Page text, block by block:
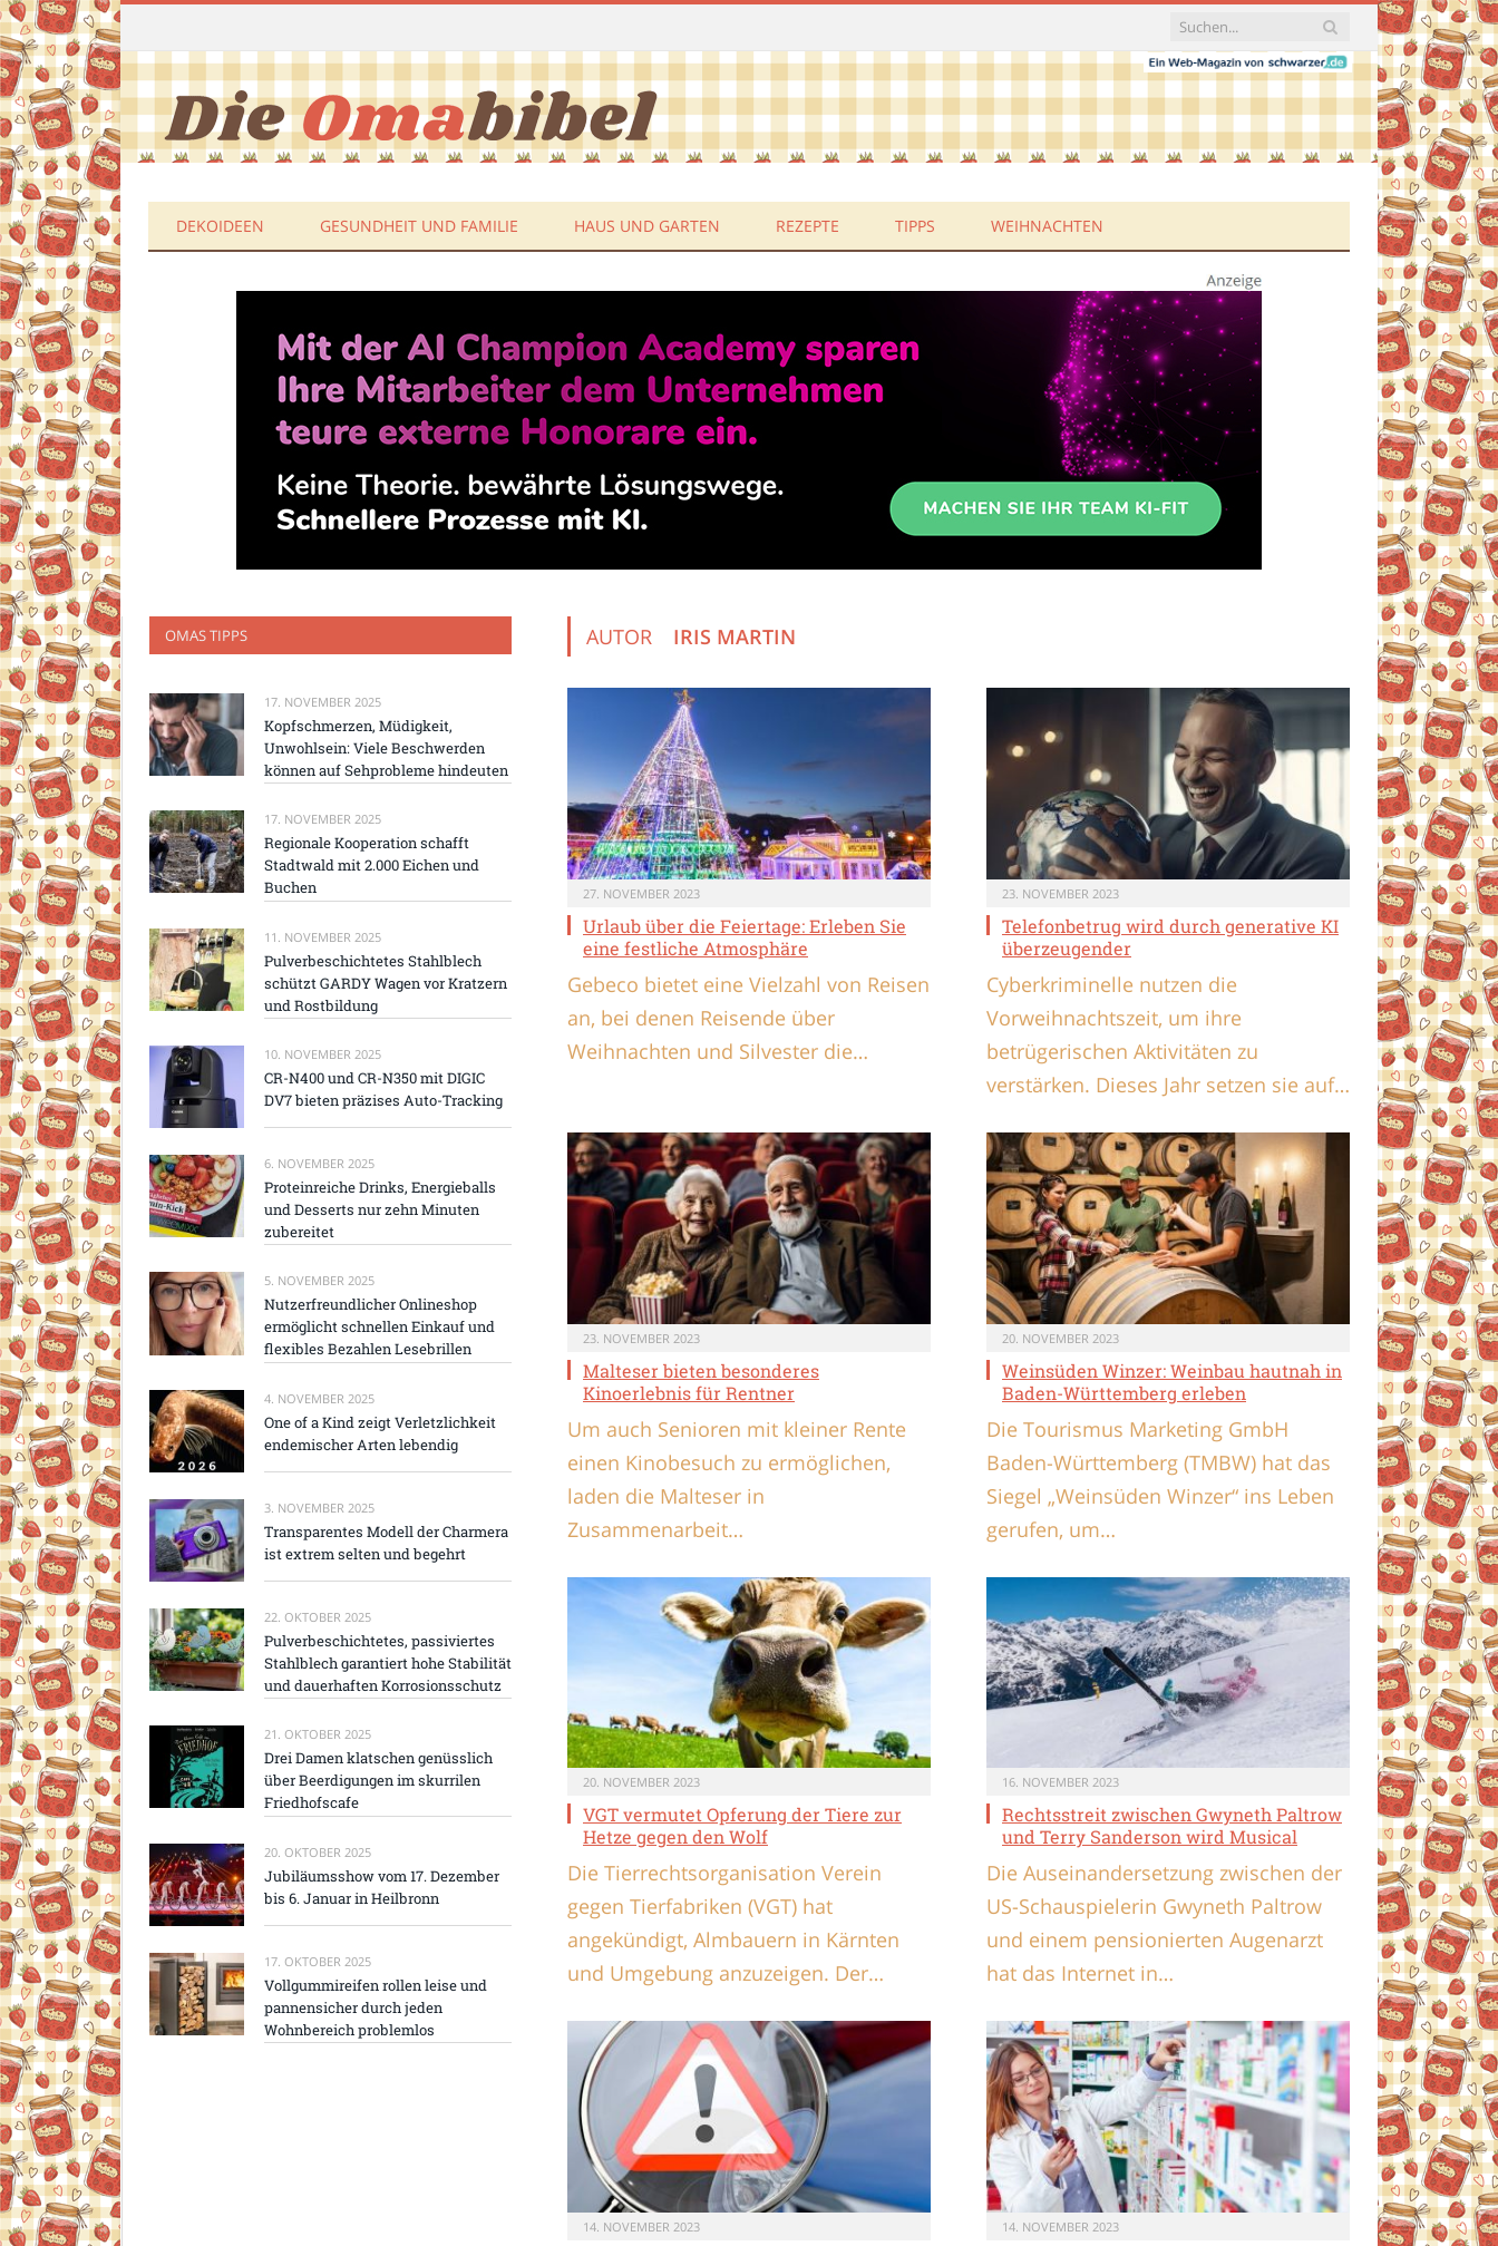
DEKOIDEEN GESUNDHEIT UND FAMILIE HAUS UND GARTEN REZEPTE TIPPS WEIHNACHTEN
AUTOR IRIS MARTIN
27. NOVEMBER 2023
Urlaub über die Feiertage: Erleben Sie
eine festliche Atmosphäre
Gebeco bietet eine Vielzahl von Reisen
an, bei denen Reisende über
Weihnachten und Silvester die…
23. NOVEMBER 2023
Telefonbetrug wird durch generative KI
überzeugender
Cyberkriminelle nutzen die
Vorweihnachtszeit, um ihre
betrügerischen Aktivitäten zu
verstärken. Dieses Jahr setzen sie auf…
23. NOVEMBER 2023
Malteser bieten besonderes
Kinoerlebnis für Rentner
Um auch Senioren mit kleiner Rente
einen Kinobesuch zu ermöglichen,
laden die Malteser in
Zusammenarbeit…
20. NOVEMBER 2023
Weinsüden Winzer: Weinbau hautnah in
Baden-Württemberg erleben
Die Tourismus Marketing GmbH
Baden-Württemberg (TMBW) hat das
Siegel „Weinsüden Winzer“ ins Leben
gerufen, um…
20. NOVEMBER 2023
VGT vermutet Opferung der Tiere zur
Hetze gegen den Wolf
Die Tierrechtsorganisation Verein
gegen Tierfabriken (VGT) hat
angekündigt, Almbauern in Kärnten
und Umgebung anzuzeigen. Der…
16. NOVEMBER 2023
Rechtsstreit zwischen Gwyneth Paltrow
und Terry Sanderson wird Musical
Die Auseinandersetzung zwischen der
US-Schauspielerin Gwyneth Paltrow
und einem pensionierten Augenarzt
hat das Internet in…
14. NOVEMBER 2023 14. NOVEMBER 2023
OMAS TIPPS
17. NOVEMBER 2025
Kopfschmerzen, Müdigkeit,
Unwohlsein: Viele Beschwerden
können auf Sehprobleme hindeuten
17. NOVEMBER 2025
Regionale Kooperation schafft
Stadtwald mit 2.000 Eichen und
Buchen
11. NOVEMBER 2025
Pulverbeschichtetes Stahlblech
schützt GARDY Wagen vor Kratzern
und Rostbildung
10. NOVEMBER 2025
CR-N400 und CR-N350 mit DIGIC
DV7 bieten präzises Auto-Tracking
6. NOVEMBER 2025
Proteinreiche Drinks, Energieballs
und Desserts nur zehn Minuten
zubereitet
5. NOVEMBER 2025
Nutzerfreundlicher Onlineshop
ermöglicht schnellen Einkauf und
flexibles Bezahlen Lesebrillen
4. NOVEMBER 2025
One of a Kind zeigt Verletzlichkeit
endemischer Arten lebendig
3. NOVEMBER 2025
Transparentes Modell der Charmera
ist extrem selten und begehrt
22. OKTOBER 2025
Pulverbeschichtetes, passiviertes
Stahlblech garantiert hohe Stabilität
und dauerhaften Korrosionsschutz
21. OKTOBER 2025
Drei Damen klatschen genüsslich
über Beerdigungen im skurrilen
Friedhofscafe
20. OKTOBER 2025
Jubiläumsshow vom 17. Dezember
bis 6. Januar in Heilbronn
17. OKTOBER 2025
Vollgummireifen rollen leise und
pannensicher durch jeden
Wohnbereich problemlos